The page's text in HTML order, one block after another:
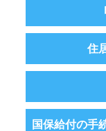
住
国保給付の